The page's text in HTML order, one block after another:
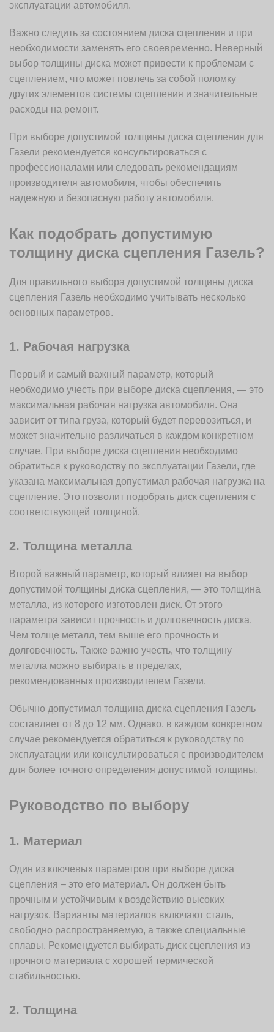
эксплуатации автомобиля.
Важно следить за состоянием диска сцепления и при
необходимости заменять его своевременно. Неверный
выбор толщины диска может привести к проблемам с
сцеплением, что может повлечь за собой поломку
других элементов системы сцепления и значительные
расходы на ремонт.
При выборе допустимой толщины диска сцепления для
Газели рекомендуется консультироваться с
профессионалами или следовать рекомендациям
производителя автомобиля, чтобы обеспечить
надежную и безопасную работу автомобиля.
Как подобрать допустимую
толщину диска сцепления Газель?
Для правильного выбора допустимой толщины диска
сцепления Газель необходимо учитывать несколько
основных параметров.
1. Рабочая нагрузка
Первый и самый важный параметр, который
необходимо учесть при выборе диска сцепления, — это
максимальная рабочая нагрузка автомобиля. Она
зависит от типа груза, который будет перевозиться, и
может значительно различаться в каждом конкретном
случае. При выборе диска сцепления необходимо
обратиться к руководству по эксплуатации Газели, где
указана максимальная допустимая рабочая нагрузка на
сцепление. Это позволит подобрать диск сцепления с
соответствующей толщиной.
2. Толщина металла
Второй важный параметр, который влияет на выбор
допустимой толщины диска сцепления, — это толщина
металла, из которого изготовлен диск. От этого
параметра зависит прочность и долговечность диска.
Чем толще металл, тем выше его прочность и
долговечность. Также важно учесть, что толщину
металла можно выбирать в пределах,
рекомендованных производителем Газели.
Обычно допустимая толщина диска сцепления Газель
составляет от 8 до 12 мм. Однако, в каждом конкретном
случае рекомендуется обратиться к руководству по
эксплуатации или консультироваться с производителем
для более точного определения допустимой толщины.
Руководство по выбору
1. Материал
Один из ключевых параметров при выборе диска
сцепления – это его материал. Он должен быть
прочным и устойчивым к воздействию высоких
нагрузок. Варианты материалов включают сталь,
свободно распространяемую, а также специальные
сплавы. Рекомендуется выбирать диск сцепления из
прочного материала с хорошей термической
стабильностью.
2. Толщина